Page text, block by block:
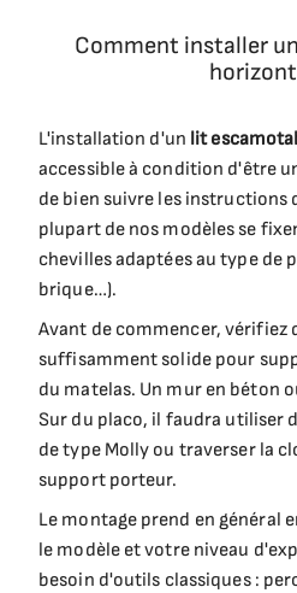
Comment installer
L'installation d'un lit
accessible à condition d'être
de bien suivre les instructions
plupart de nos modèles se
chevilles adaptées au type de
brique…).
Avant de commencer, vérifiez
suffisamment solide pour
du matelas. Un mur en béton
Sur du placo, il faudra utiliser
de type Molly ou traverser la
support porteur.
Le montage prend en général
le modèle et votre niveau
besoin d'outils classiques :